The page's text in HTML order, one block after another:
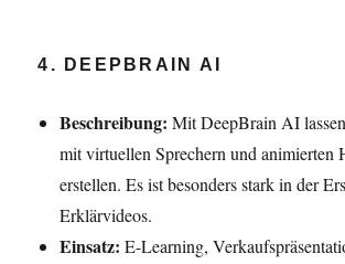
4. DEEPBRAIN AI
Beschreibung: Mit DeepBrain AI
mit virtuellen Sprechern und animierten
erstellen. Es ist besonders stark in der
Erklärvideos.
Einsatz: E-Learning,